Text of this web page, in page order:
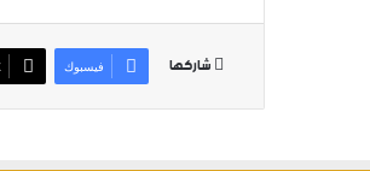
شاركها فيسبوك